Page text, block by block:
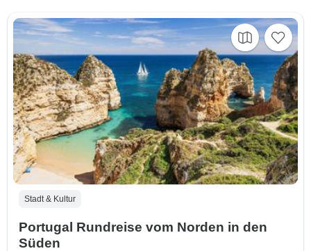
Stadt & Kultur
Portugal Rundreise vom Norden in den
Süden